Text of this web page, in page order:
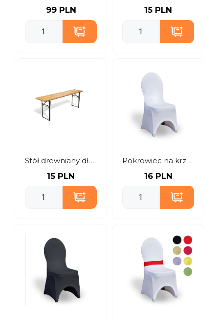
99 PLN 15 PLN
Stół drewniany długi
15 PLN
Pokrowiec na krzesło stretch – biały
16 PLN